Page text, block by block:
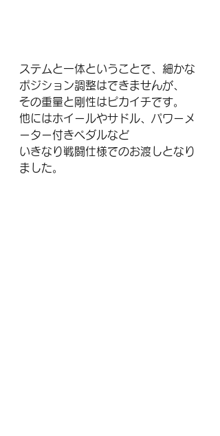
ステムと一体ということで、細かな
ポジション調整はできませんが、
その重量と剛性はピカイチです。
他にはホイールやサドル、パワーメ
ーター付きペダルなど
いきなり戦闘仕様でのお渡しとなり
ました。